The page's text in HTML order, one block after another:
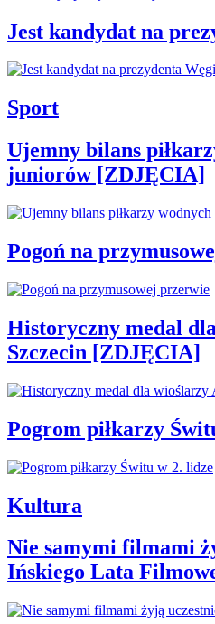
Jest kandydat na
Sport
Ujemny bilans
juniorów [ZDJĘCIA]
Pogoń na
Historyczny medal
Szczecin [ZDJĘCIA]
Pogrom piłkarzy
Kultura
Nie samymi filmami
Ińskiego Lata